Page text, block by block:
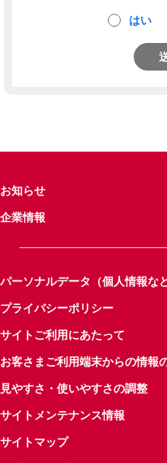
はい
お知らせ
企業情報
パーソナルデータ（個人情報な
プライバシーポリシー
サイトご利用にあたって
お客さまご利用端末からの情報
見やすさ・使いやすさの調整
サイトメンテナンス情報
サイトマップ